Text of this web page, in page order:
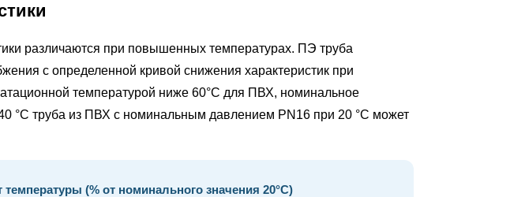
различаются при повышенных температурах. ПЭ труба
с определенной кривой снижения характеристик при
температурой ниже 60°С для ПВХ, номинальное
°C труба из ПВХ с номинальным давлением PN16 при 20 °C может
(% от номинального значения 20°C)